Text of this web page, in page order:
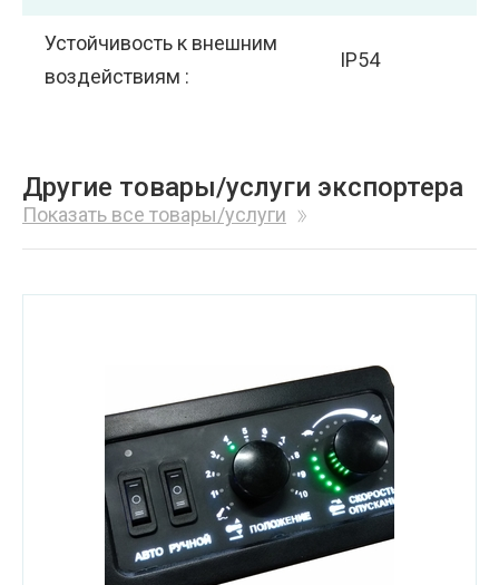
Устойчивость к внешним
воздействиям :
IP54
Другие товары/услуги экспортера
Показать все товары/услуги